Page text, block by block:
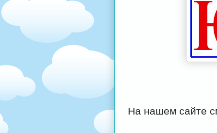
На нашем сайте